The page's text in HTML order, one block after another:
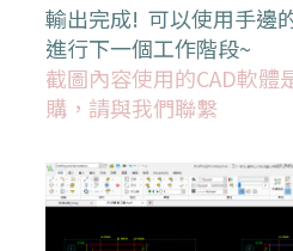
輸出完成! 可以使用手邊
進行下一個工作階段~
截圖內容使用的CAD軟體
購，請與我們聯繫